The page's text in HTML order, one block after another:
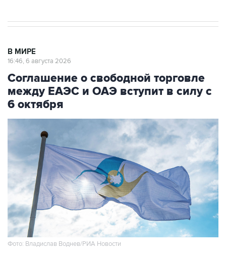
В МИРЕ
16:46, 6 августа 2026
Соглашение о свободной торговле
между ЕАЭС и ОАЭ вступит в силу с
6 октября
Фото: Владислав Воднев/РИА Новости